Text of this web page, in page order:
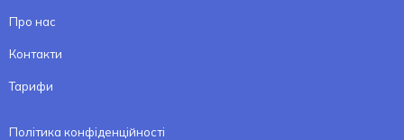
Про нас
Контакти
Тарифи
Політика конфіденційності